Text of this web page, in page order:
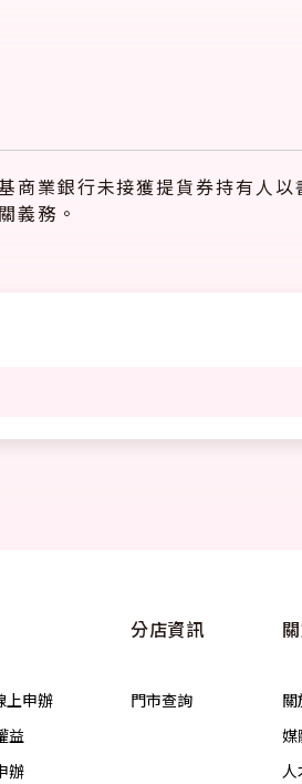
業銀行未接獲提貨券持有人
義務。
上申辦
益
辦
分店資訊
門市查詢
關
媒
人